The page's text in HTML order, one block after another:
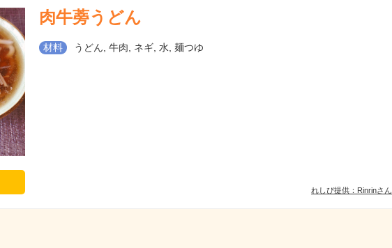
肉牛蒡うどん
材料 うどん, 牛肉, ネギ, 水, 麺つゆ
れしぴ提供：Rinrinさん